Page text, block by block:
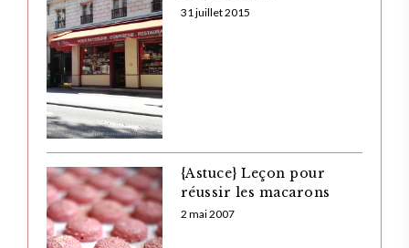
31 juillet 2015
{Astuce} Leçon pour
réussir les macarons
2 mai 2007